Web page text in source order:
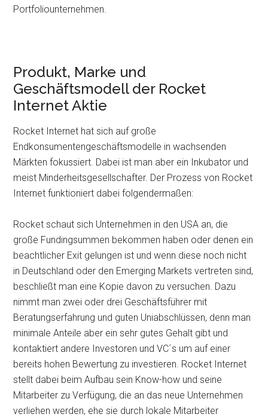
Portfoliounternehmen.
Produkt, Marke und
Geschäftsmodell der Rocket
Internet Aktie
Rocket Internet hat sich auf große
Endkonsumentengeschäftsmodelle in wachsenden
Märkten fokussiert. Dabei ist man aber ein Inkubator und
meist Minderheitsgesellschafter. Der Prozess von Rocket
Internet funktioniert dabei folgendermaßen:
Rocket schaut sich Unternehmen in den USA an, die
große Fundingsummen bekommen haben oder denen ein
beachtlicher Exit gelungen ist und wenn diese noch nicht
in Deutschland oder den Emerging Markets vertreten sind,
beschließt man eine Kopie davon zu versuchen. Dazu
nimmt man zwei oder drei Geschäftsführer mit
Beratungserfahrung und guten Uniabschlüssen, denn man
minimale Anteile aber ein sehr gutes Gehalt gibt und
kontaktiert andere Investoren und VC´s um auf einer
bereits hohen Bewertung zu investieren. Rocket Internet
stellt dabei beim Aufbau sein Know-how und seine
Mitarbeiter zu Verfügung, die an das neue Unternehmen
verliehen werden, ehe sie durch lokale Mitarbeiter